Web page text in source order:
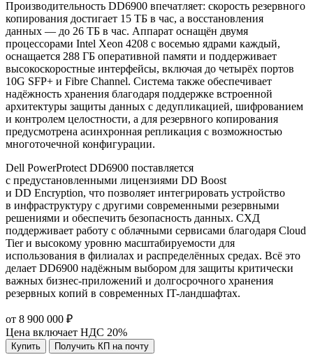
Производительность DD6900 впечатляет: скорость резервного
копирования достигает 15 ТБ в час, а восстановления
данных — до 26 ТБ в час. Аппарат оснащён двумя
процессорами Intel Xeon 4208 с восемью ядрами каждый,
оснащается 288 ГБ оперативной памяти и поддерживает
высокоскоростные интерфейсы, включая до четырёх портов
10G SFP+ и Fibre Channel. Система также обеспечивает
надёжность хранения благодаря поддержке встроенной
архитектуры защиты данных с дедупликацией, шифрованием
и контролем целостности, а для резервного копирования
предусмотрена асинхронная репликация с возможностью
многоточечной конфигурации.
Dell PowerProtect DD6900 поставляется
с предустановленными лицензиями DD Boost
и DD Encryption, что позволяет интегрировать устройство
в инфраструктуру с другими современными резервными
решениями и обеспечить безопасность данных. СХД
поддерживает работу с облачными сервисами благодаря Cloud
Tier и высокому уровню масштабируемости для
использования в филиалах и распределённых средах. Всё это
делает DD6900 надёжным выбором для защиты критически
важных бизнес-приложений и долгосрочного хранения
резервных копий в современных IT-ландшафтах.
от 8 900 000 ₽
Цена включает НДС 20%
Купить Получить КП на почту